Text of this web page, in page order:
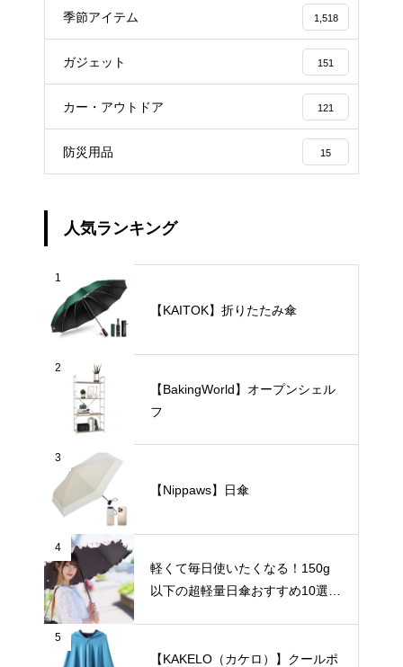
季節アイテム 1,518
ガジェット 151
カー・アウトドア 121
防災用品 15
人気ランキング
1
【KAITOK】折りたたみ傘
2
【BakingWorld】オープンシェル
フ
3
【Nippaws】日傘
4
軽くて毎日使いたくなる！150g
以下の超軽量日傘おすすめ10選
5
【KAKELO（カケロ）】クールポ